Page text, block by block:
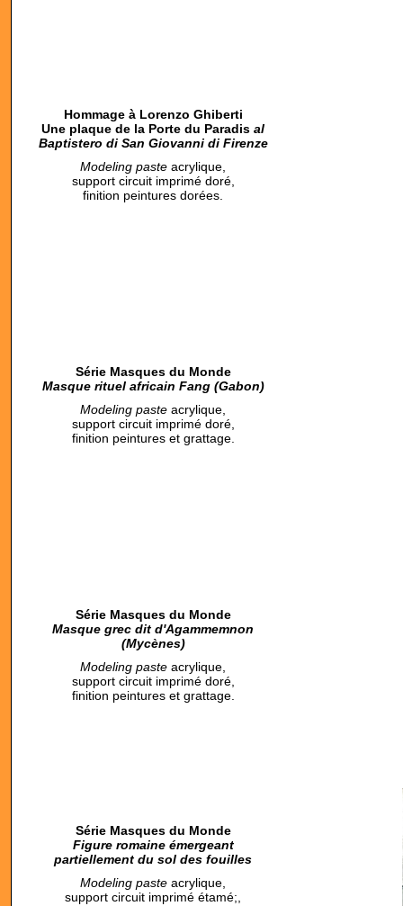
Hommage à Lorenzo Ghiberti
Une plaque de la Porte du Paradis al
Baptistero di San Giovanni di Firenze
Modeling paste acrylique,
support circuit imprimé doré,
finition peintures dorées.
Série Masques du Monde
Masque rituel africain Fang (Gabon)
Modeling paste acrylique,
support circuit imprimé doré,
finition peintures et grattage.
Série Masques du Monde
Masque grec dit d'Agammemnon
(Mycènes)
Modeling paste acrylique,
support circuit imprimé doré,
finition peintures et grattage.
Série Masques du Monde
Figure romaine émergeant
partiellement du sol des fouilles
Modeling paste acrylique,
support circuit imprimé étamé;,